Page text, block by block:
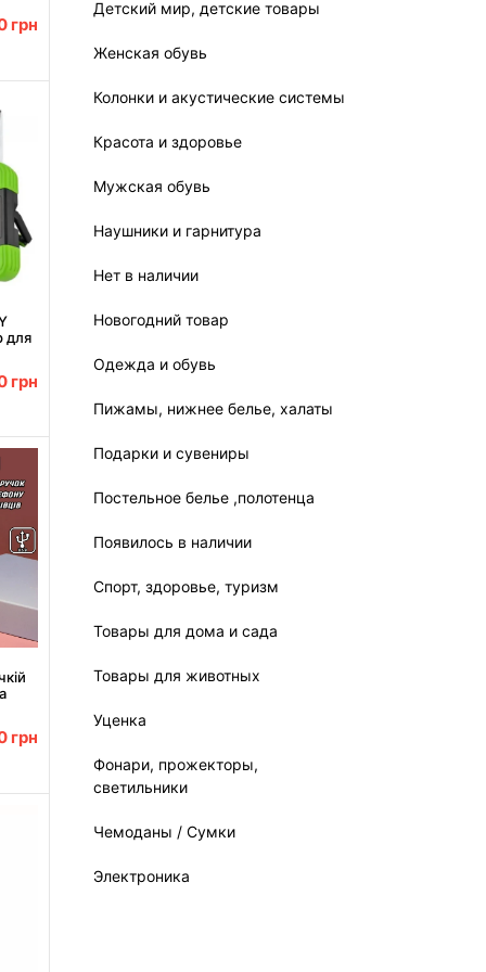
грн
для
грн
грн
Детский мир, детские товары
Женская обувь
Колонки и акустические системы
Красота и здоровье
Мужская обувь
Наушники и гарнитура
Нет в наличии
Новогодний товар
Одежда и обувь
Пижамы, нижнее белье, халаты
Подарки и сувениры
Постельное белье ,полотенца
Появилось в наличии
Спорт, здоровье, туризм
Товары для дома и сада
Товары для животных
Уценка
Фонари, прожекторы,
светильники
Чемоданы / Сумки
Электроника